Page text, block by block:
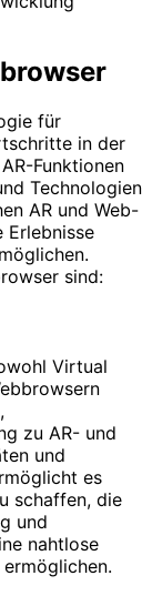
für
in der
Funktionen
Technologien
AR und Web-
Erlebnisse
sind:
Virtual
zu AR- und
und
es
schaffen, die
und
nahtlose